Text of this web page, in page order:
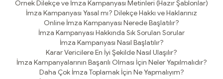
Örnek Dilekçe ve İmza Kampanyası Metinleri (Hazır Şablonlar)
İmza Kampanyası Yasal mı? Dilekçe Hakkı ve Haklarınız
Online İmza Kampanyası Nerede Başlatılır?
İmza Kampanyası Hakkında Sık Sorulan Sorular
İmza Kampanyası Nasıl Başlatılır?
Karar Vericilere En İyi Şekilde Nasıl Ulaşılır?
İmza Kampanyalarının Başarılı Olması İçin Neler Yapılmalıdır?
Daha Çok İmza Toplamak İçin Ne Yapmalıyım?